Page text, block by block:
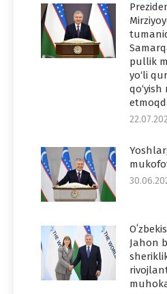
pullik
yo‘li
Jahon